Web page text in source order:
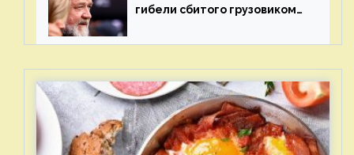
гибели сбитого грузовиком